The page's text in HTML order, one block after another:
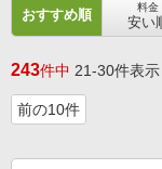
おすすめ順 料金
安い
243件中 21-30件表示
前の10件